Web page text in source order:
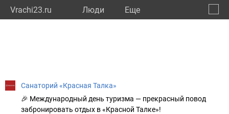
Vrachi23.ru Люди Eще
Санаторий «Красная Талка»
🎉 Международный день туризма — прекрасный повод
забронировать отдых в «Красной Талке»!